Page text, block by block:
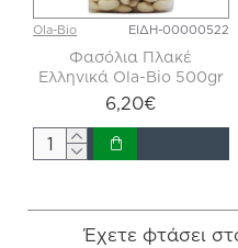
Ola-Bio ΕΙΔΗ-00000522
Φασόλια Πλακέ
Ελληνικά Ola-Bio 500gr
6,20€
Έχετε φτάσει